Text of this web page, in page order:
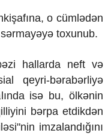
o cümlədən
toxunub.
hallarda neft və
qeyri-bərabərliyə
isə bu, ölkənin
bərpa etdikdən
imzalandığını